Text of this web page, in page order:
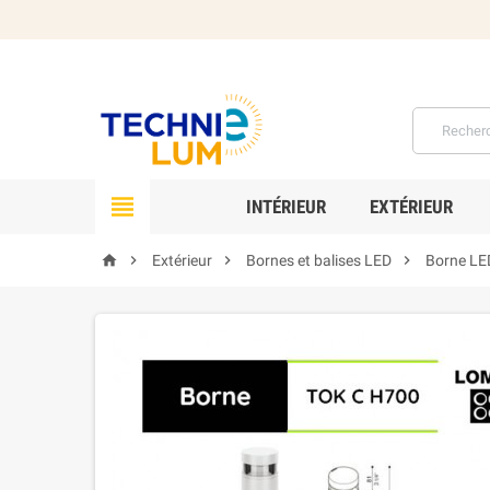
 INTÉRIEUR EXTÉRIEUR
  Extérieur  Bornes et balises LED  Borne